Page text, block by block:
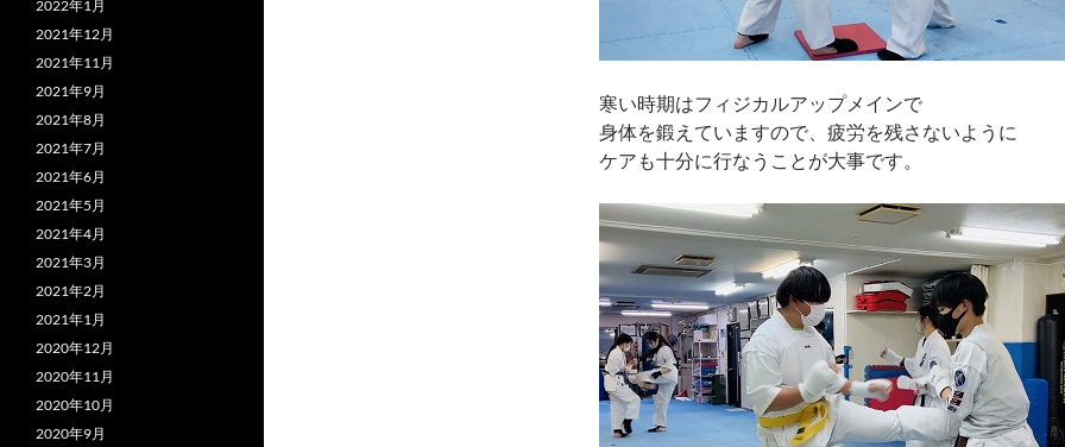
寒い時期はフィジカルアップメインで
身体を鍛えていますので、疲労を残さないように
ケアも十分に行なうことが大事です。
2022年1月
2021年12月
2021年11月
2021年9月
2021年8月
2021年7月
2021年6月
2021年5月
2021年4月
2021年3月
2021年2月
2021年1月
2020年12月
2020年11月
2020年10月
2020年9月